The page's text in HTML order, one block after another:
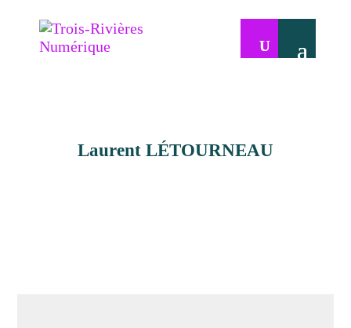
Laurent LÉTOURNEAU